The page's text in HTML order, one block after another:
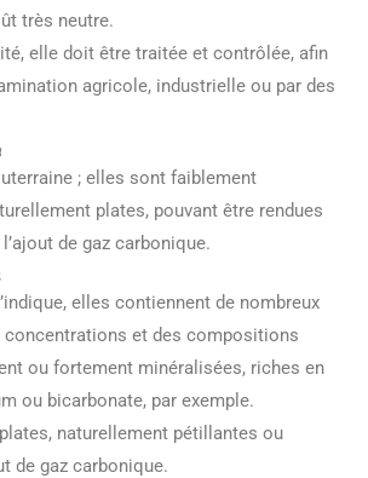
très neutre.
elle doit être traitée et contrôlée, afin
agricole, industrielle ou par des
; elles sont faiblement
plates, pouvant être rendues
de gaz carbonique.
elles contiennent de nombreux
concentrations et des compositions
ou fortement minéralisées, riches en
ou bicarbonate, par exemple.
naturellement pétillantes ou
de gaz carbonique.